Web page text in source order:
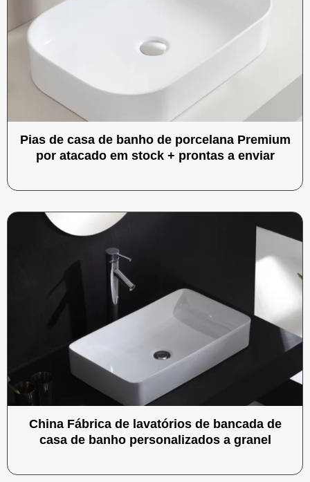
Pias de casa de banho de porcelana Premium
por atacado em stock + prontas a enviar
China Fábrica de lavatórios de bancada de
casa de banho personalizados a granel